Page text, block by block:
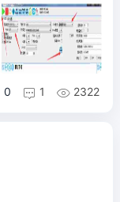
0  1  2322